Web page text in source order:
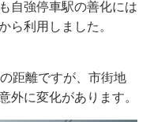
自強停車駅の善化には
ら利用しました。
距離ですが、市街地
外に変化があります。